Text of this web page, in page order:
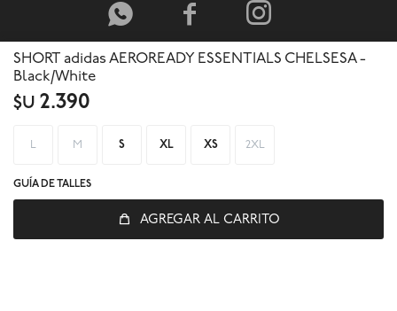
SHORT adidas AEROREADY ESSENTIALS CHELSESA -
Black/White
$U 2.390
L M S XL XS 2XL
GUÍA DE TALLES
AGREGAR AL CARRITO
  